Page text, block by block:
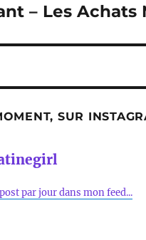
– Les Achats
SUR
par jour dans mon feed...